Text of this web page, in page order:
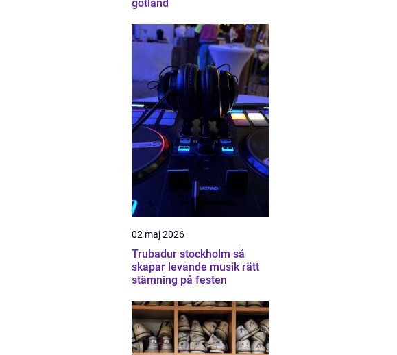
gotland
02 maj 2026
Trubadur stockholm så
skapar levande musik rätt
stämning på festen